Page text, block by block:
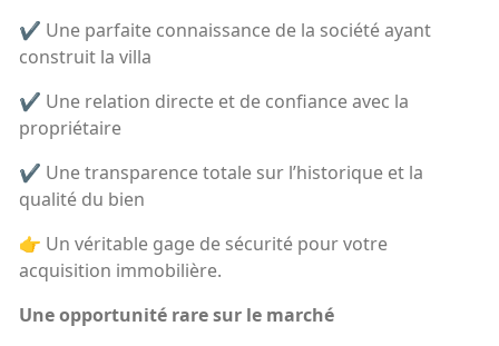
✔ Une parfaite connaissance de la société ayant
construit la villa
✔ Une relation directe et de confiance avec la
propriétaire
✔ Une transparence totale sur l’historique et la
qualité du bien
👉 Un véritable gage de sécurité pour votre
acquisition immobilière.
Une opportunité rare sur le marché